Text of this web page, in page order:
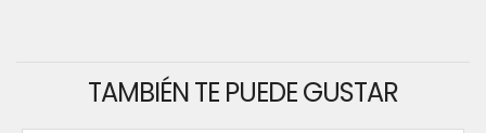
TAMBIÉN TE PUEDE GUSTAR